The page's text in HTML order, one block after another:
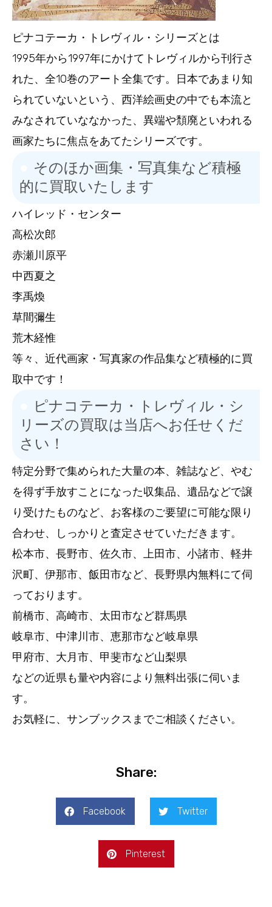
ピナコテーカ・トレヴィル・シリーズとは
1995年から1997年にかけてトレヴィルから刊行さ
れた、全10巻のアート全集です。日本であまり知
られていないという、西洋絵画史の中でも本流と
みなされていななかった、異端や頽廃といわれる
画家たちに焦点をあてたシリーズです。
そのほか画集・写真集など積極
的に買取いたします
ハイレッド・センター
高松次郎
赤瀬川原平
中西夏之
李禹煥
草間彌生
荒木経惟
等々、近代画家・写真家の作品集など積極的に買
取中です！
ピナコテーカ・トレヴィル・シ
リーズの買取は当店へお任せくだ
さい！
特定分野で集められた大量の本、雑誌など、やむ
を得ず手放すことになった収集品、遺品などで譲
り受けたものなど、お客様のご要望に可能な限り
合わせ、しっかりと査定させていただきます。
松本市、長野市、佐久市、上田市、小諸市、軽井
沢町、伊那市、飯田市など、長野県内無料にて伺
っております。
前橋市、高崎市、太田市など群馬県
岐阜市、中津川市、恵那市など岐阜県
甲府市、大月市、甲斐市など山梨県
などの近県も量や内容により無料出張に伺いま
す。
お気軽に、サンブックスまでご相談ください。
Share:
Facebook Twitter
Pinterest